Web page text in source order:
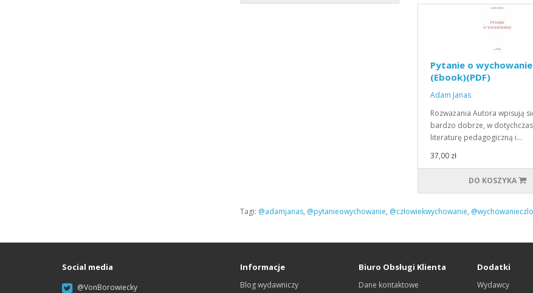
Pytanie o wychowanie
(Ebook)(PDF)
Adam Janas
Rozważania Autora wpisują
bardzo dobrze, w
literaturę pedagogiczną i…
37,00 zł
DO KOSZYKA
Tagi: @adamjanas, @pytanieowychowanie, @człowiekwychowanie,
Social media
@VonBorowiecky
Informacje
Blog wydawniczy
Biuro Obsługi Klienta
Dane kontaktowe
Dodatki
Wydawcy